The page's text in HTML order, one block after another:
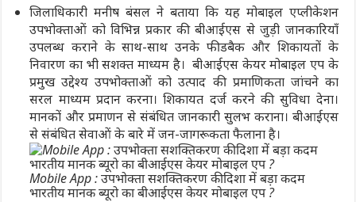
जिलाधिकारी मनीष बंसल ने बताया कि यह मोबाइल एप्लीकेशन
उपभोक्ताओं को विभिन्न प्रकार की बीआईएस से जुड़ी जानकारियाँ
उपलब्ध कराने के साथ-साथ उनके फीडबैक और शिकायतों के
निवारण का भी सशक्त माध्यम है। बीआईएस केयर मोबाइल एप के
प्रमुख उद्देश्य उपभोक्ताओं को उत्पाद की प्रमाणिकता जांचने का
सरल माध्यम प्रदान करना। शिकायत दर्ज करने की सुविधा देना।
मानकों और प्रमाणन से संबंधित जानकारी सुलभ कराना। बीआईएस
से संबंधित सेवाओं के बारे में जन-जागरूकता फैलाना है।
Mobile App : उपभोक्ता सशक्तिकरण की दिशा में बड़ा कदम
भारतीय मानक ब्यूरो का बीआईएस केयर मोबाइल एप ?